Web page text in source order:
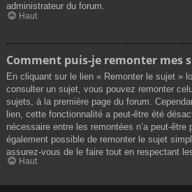
administrateur du forum.
Haut
Comment puis-je remonter mes
En cliquant sur le lien « Remonter le sujet »
consulter un sujet, vous pouvez remonter
sujets, à la première page du forum.
lien, cette fonctionnalité a peut-être été
nécessaire entre les remontées n’a peut-
également possible de remonter le sujet
assurez-vous de le faire tout en respectant
Haut